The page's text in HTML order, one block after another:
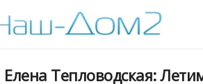
Елена Тепловодская: